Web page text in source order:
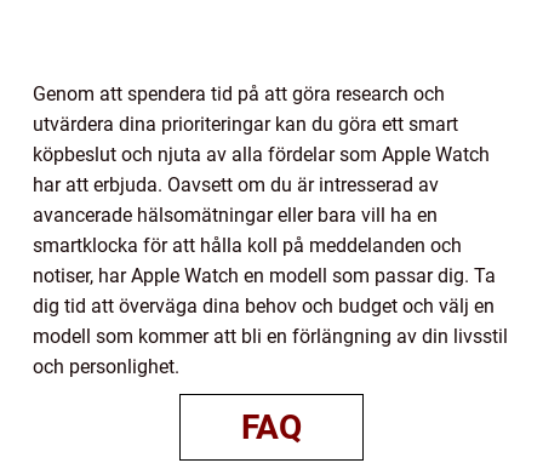
Genom att spendera tid på att göra research och
utvärdera dina prioriteringar kan du göra ett smart
köpbeslut och njuta av alla fördelar som Apple Watch
har att erbjuda. Oavsett om du är intresserad av
avancerade hälsomätningar eller bara vill ha en
smartklocka för att hålla koll på meddelanden och
notiser, har Apple Watch en modell som passar dig. Ta
dig tid att överväga dina behov och budget och välj en
modell som kommer att bli en förlängning av din livsstil
och personlighet.
FAQ